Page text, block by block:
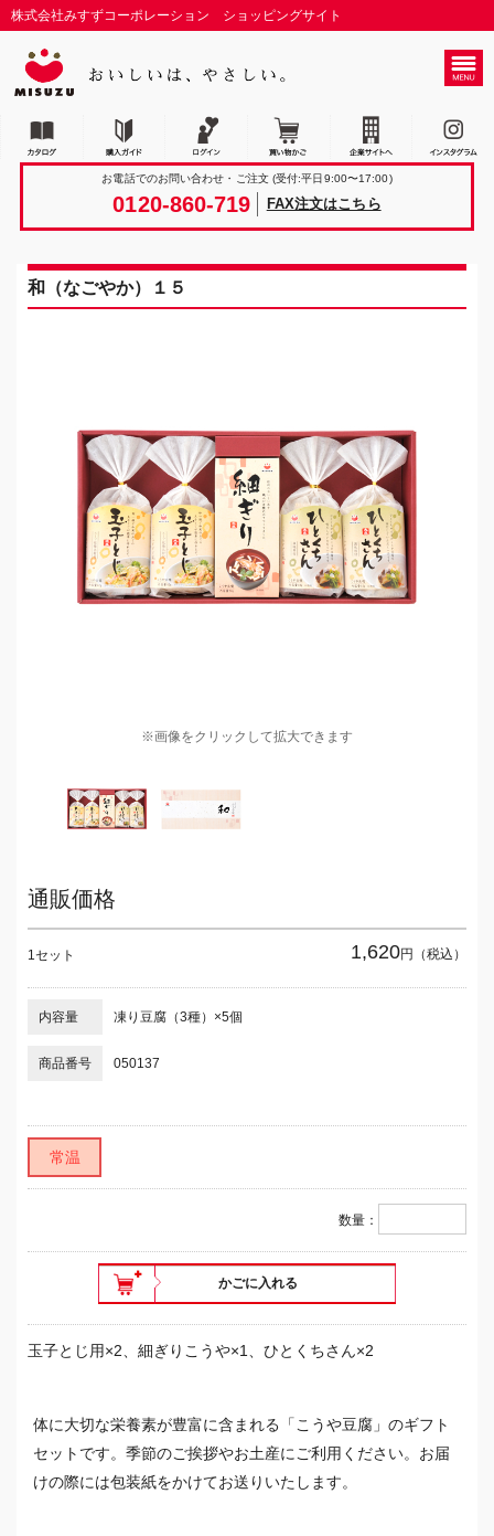
株式会社みすずコーポレーション ショッピングサイト
お電話でのお問い合わせ・ご注文 (受付:平日9:00〜17:00)
0120-860-719 FAX注文はこちら
和（なごやか）１５
※画像をクリックして拡大できます
通販価格
1セット 1,620円（税込）
内容量 凍り豆腐（3種）×5個
商品番号 050137
常温
数量：
かごに入れる
玉子とじ用×2、細ぎりこうや×1、ひとくちさん×2
体に大切な栄養素が豊富に含まれる「こうや豆腐」のギフト
セットです。季節のご挨拶やお土産にご利用ください。お届
けの際には包装紙をかけてお送りいたします。